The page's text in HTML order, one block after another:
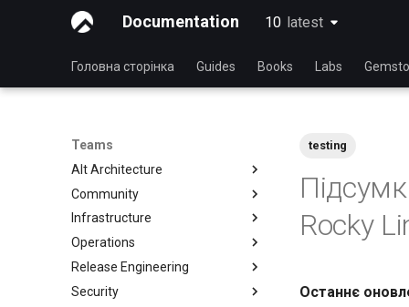
Documentation 10 latest
latest
Головна сторінка Guides Books Labs
Teams
Alt Architecture
Index
Community
Community Team
Rocky Linux Blog Submission
Process
Infrastructure
Index
Operations
Index
Release Engineering
Index
Security
testing
Rocky
Останнє